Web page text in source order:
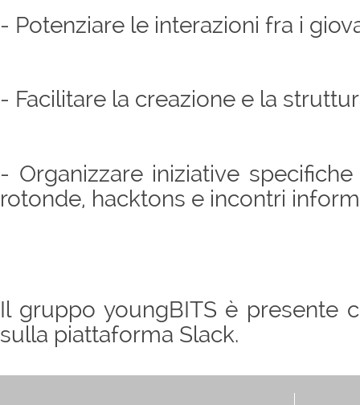
- Potenziare le interazioni fra i
- Facilitare la creazione e la
- Organizzare iniziative
rotonde, hacktons e incontri
Il gruppo youngBITS è presente
sulla piattaforma Slack.